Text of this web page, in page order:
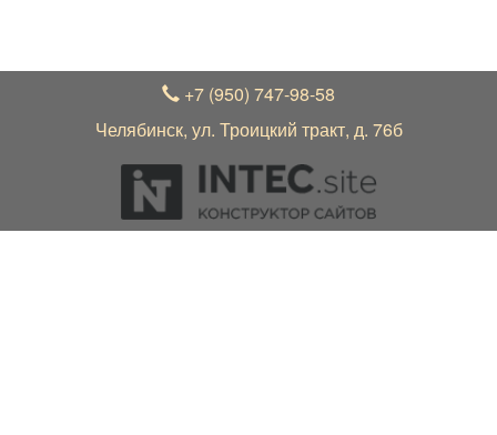
+7 (950) 747-98-58
Челябинск, ул. Троицкий тракт, д. 76б